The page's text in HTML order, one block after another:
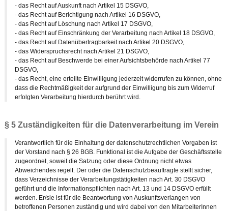
- das Recht auf Auskunft nach Artikel 15 DSGVO,
- das Recht auf Berichtigung nach Artikel 16 DSGVO,
- das Recht auf Löschung nach Artikel 17 DSGVO,
- das Recht auf Einschränkung der Verarbeitung nach Artikel 18 DSGVO,
- das Recht auf Datenübertragbarkeit nach Artikel 20 DSGVO,
- das Widerspruchsrecht nach Artikel 21 DSGVO,
- das Recht auf Beschwerde bei einer Aufsichtsbehörde nach Artikel 77
DSGVO,
- das Recht, eine erteilte Einwilligung jederzeit widerrufen zu können, ohne
dass die Rechtmäßigkeit der aufgrund der Einwilligung bis zum Widerruf
erfolgten Verarbeitung hierdurch berührt wird.
§ 5 Zuständigkeiten für die Datenverarbeitung im Verein
Verantwortlich für die Einhaltung der datenschutzrechtlichen Vorgaben ist
der Vorstand nach § 26 BGB. Funktional ist die Aufgabe der Geschäftsstelle
zugeordnet, soweit die Satzung oder diese Ordnung nicht etwas
Abweichendes regelt. Der oder die Datenschutzbeauftragte stellt sicher,
dass Verzeichnisse der Verarbeitungstätigkeiten nach Art. 30 DSGVO
geführt und die Informationspflichten nach Art. 13 und 14 DSGVO erfüllt
werden. Er/sie ist für die Beantwortung von Auskunftsverlangen von
betroffenen Personen zuständig und wird dabei von den MitarbeiterInnen